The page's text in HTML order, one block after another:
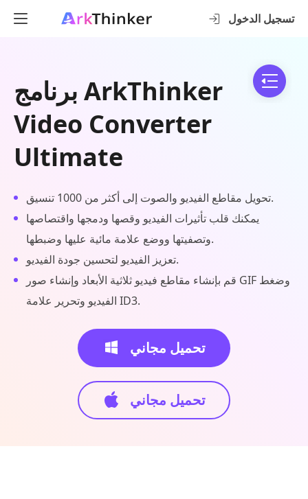
تسجيل الدخول
برنامج ArkThinker
Video Converter
Ultimate
تحويل مقاطع الفيديو والصوت إلى أكثر من 1000 تنسيق.
يمكنك قلب تأثيرات الفيديو وقصها ودمجها واقتصاصها
وتصفيتها ووضع علامة مائية عليها وضبطها.
تعزيز الفيديو لتحسين جودة الفيديو.
قم بإنشاء مقاطع فيديو ثلاثية الأبعاد وإنشاء صور GIF وضغط
الفيديو وتحرير علامة ID3.
تحميل مجاني
تحميل مجاني